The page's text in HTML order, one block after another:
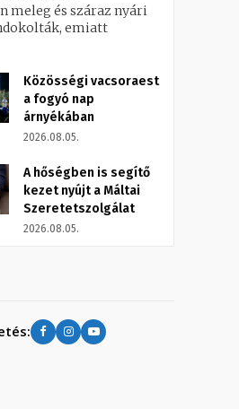
meleg és száraz nyári
emiatt
Közösségi vacsoraest
a fogyó nap
árnyékában
2026.08.05.
A hőségben is segítő
kezet nyújt a Máltai
Szeretetszolgálat
2026.08.05.